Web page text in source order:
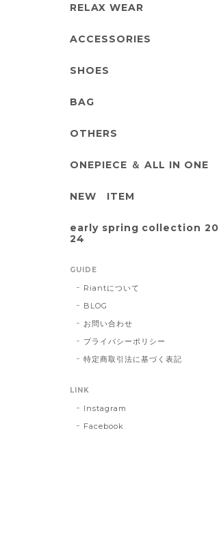
RELAX WEAR
ACCESSORIES
SHOES
BAG
OTHERS
ONEPIECE ＆ ALL IN ONE
NEW ITEM
early spring collection 20
24
GUIDE
Riantについて
BLOG
お問い合わせ
プライバシーポリシー
特定商取引法に基づく表記
LINK
Instagram
Facebook